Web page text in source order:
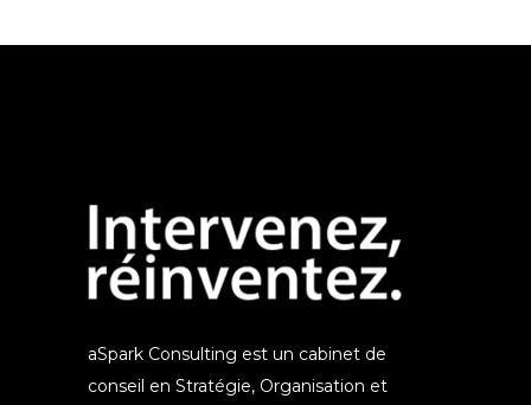
aSpark Consulting est un cabinet de
conseil en Stratégie, Organisation et